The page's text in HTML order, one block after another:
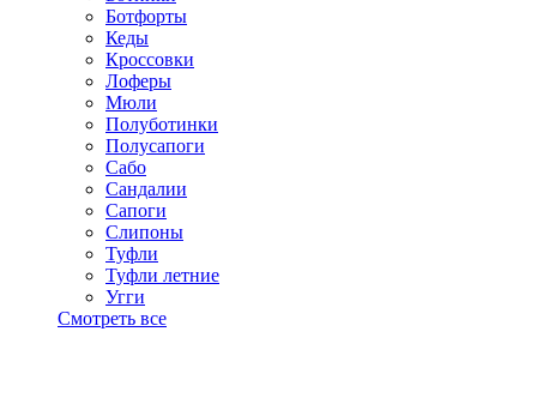
Ботфорты
Кеды
Кроссовки
Лоферы
Мюли
Полуботинки
Полусапоги
Сабо
Сандалии
Сапоги
Слипоны
Туфли
Туфли летние
Угги
Смотреть все